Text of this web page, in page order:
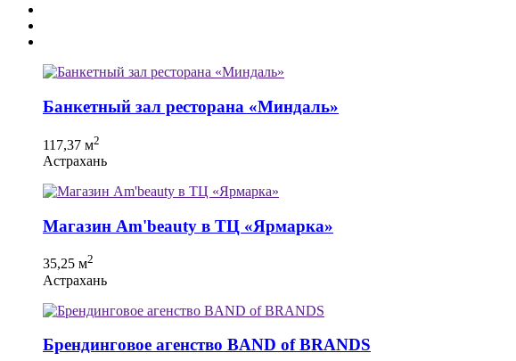
Банкетный зал ресторана «Миндаль»
117,37 м2
Астрахань
Магазин Am'beauty в ТЦ «Ярмарка»
35,25 м2
Астрахань
Брендинговое агенство BAND of BRANDS